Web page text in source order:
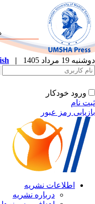
|
English
[ Archive]